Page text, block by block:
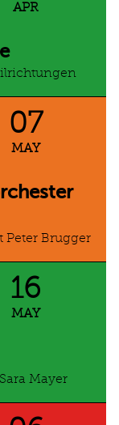
APR
07
MAY
Peter Brugger
16
MAY
Mayer